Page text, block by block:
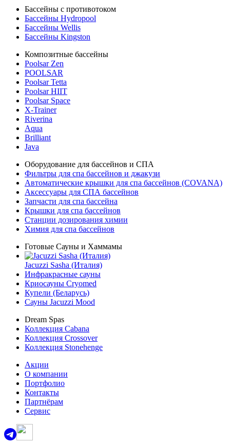
Бассейны с противотоком
Бассейны Hydropool
Бассейны Wellis
Бассейны Kingston
Композитные бассейны
Poolsar Zen
POOLSAR
Poolsar Tetta
Poolsar HIIT
Poolsar Space
X-Trainer
Riverina
Aqua
Brilliant
Java
Оборудование для бассейнов и СПА
Фильтры для спа бассейнов и джакузи
Автоматические крышки для спа бассейнов (COVANA)
Аксессуары для СПА бассейнов
Запчасти для спа бассейна
Крышки для спа бассейнов
Станции дозирования химии
Химия для спа бассейнов
Готовые Сауны и Хаммамы
Jacuzzi Sasha (Италия)
Инфракрасные сауны
Криосауны Cryomed
Купели (Беларусь)
Сауны Jacuzzi Mood
Dream Spas
Коллекция Cabana
Коллекция Crossover
Коллекция Stonehenge
Акции
О компании
Портфолио
Контакты
Партнёрам
Сервис